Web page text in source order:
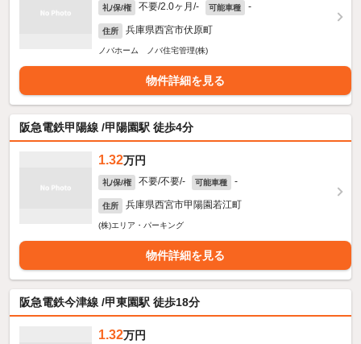
礼/保/権 不要/2.0ヶ月/- 可能車種 -
住所 兵庫県西宮市伏原町
ノバホーム ノバ住宅管理(株)
物件詳細を見る
阪急電鉄甲陽線 /甲陽園駅 徒歩4分
1.32万円
礼/保/権 不要/不要/- 可能車種 -
住所 兵庫県西宮市甲陽園若江町
(株)エリア・パーキング
物件詳細を見る
阪急電鉄今津線 /甲東園駅 徒歩18分
1.32万円